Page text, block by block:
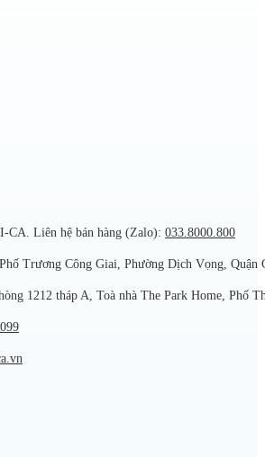
CA. Liên hệ bán hàng (Zalo): 033.8000.800
Trương Công Giai, Phường Dịch Vọng, Quận
1212 tháp A, Toà nhà The Park Home, Phố